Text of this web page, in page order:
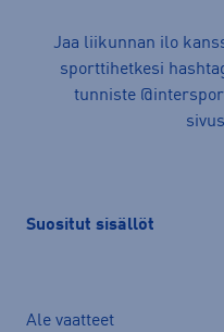
Jaa liikunnan ilo
sporttihetkesi
tunniste
Suositut sisällöt
Ale vaatteet